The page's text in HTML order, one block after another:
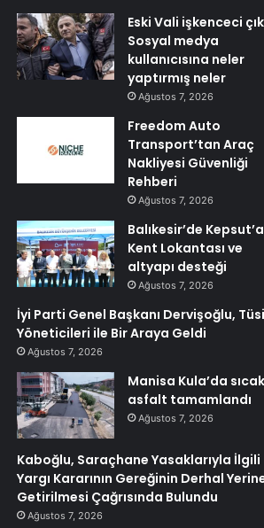
Eski Vali işkenceci
Sosyal medya
kullanıcısına neler
yaptırmış neler
Ağustos 7, 2026
Freedom Auto
Transport’tan Araç
Nakliyesi Güvenliği
Rehberi
Ağustos 7, 2026
Balıkesir’de Kepsut’a
Kent Lokantası ve
altyapı desteği
Ağustos 7, 2026
İyi Parti Genel Başkanı Dervişoğlu,
Yöneticileri ile Bir Araya Geldi
Ağustos 7, 2026
Manisa Kula’da sıcak
asfalt tamamlandı
Ağustos 7, 2026
Kaboğlu, Saraçhane Yasaklarıyla İlgili
Yargı Kararının Gereğinin Derhal
Getirilmesi Çağrısında Bulundu
Ağustos 7, 2026